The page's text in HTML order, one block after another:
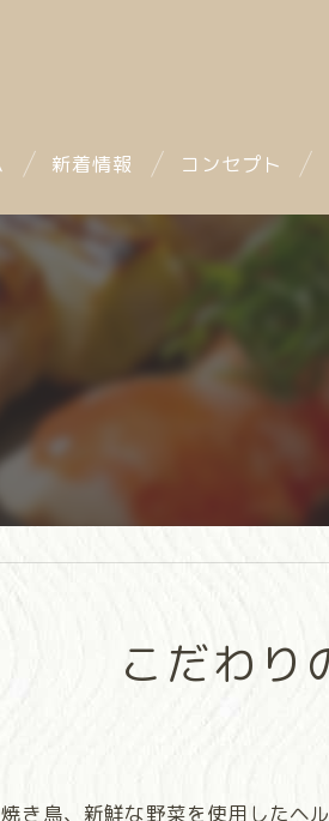
新着情報 コンセプト
こだわり
き鳥、新鮮な野菜を使用したヘ